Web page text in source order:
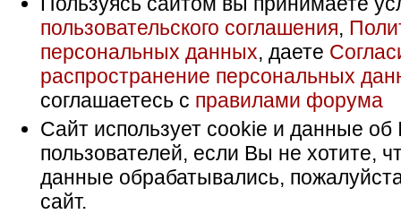
пользовательского соглашения,
персональных данных, даете
распространение персональных
соглашаетесь с правилами форума
Сайт использует cookie и данные об
пользователей, если Вы не хотите,
данные обрабатывались,
сайт.